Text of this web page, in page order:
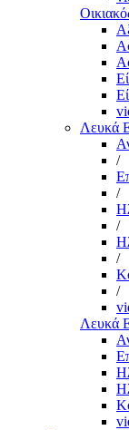
Λευκά
/
/
/
/
/
Λευκά